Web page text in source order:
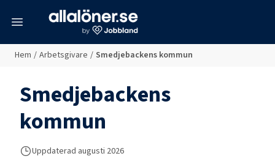
Hem / Arbetsgivare / Smedjebackens kommun
Smedjebackens
kommun
Uppdaterad augusti 2026